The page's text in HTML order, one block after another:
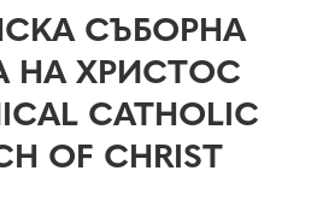
СЪБОРНА
НА ХРИСТОС
CATHOLIC
OF CHRIST